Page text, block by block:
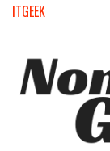
ITGEEK